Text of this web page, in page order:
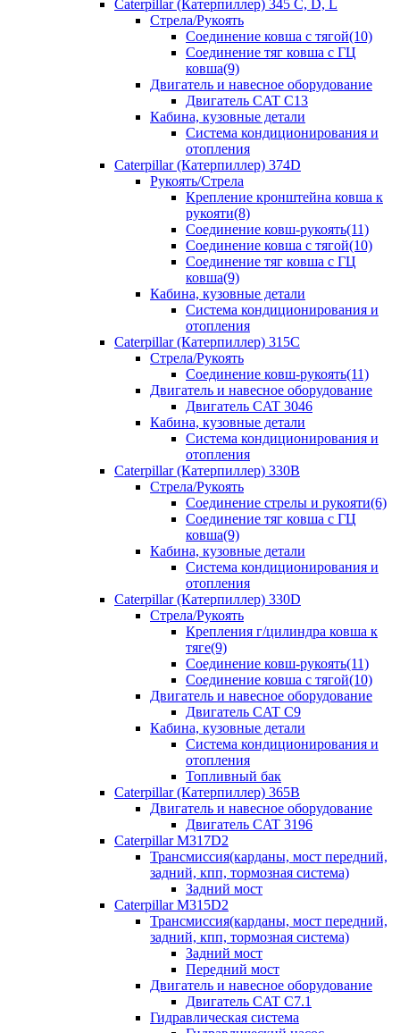
Caterpillar (Катерпиллер) 345 C, D, L
Стрела/Рукоять
Соединение ковша с тягой(10)
Соединение тяг ковша с ГЦ
ковша(9)
Двигатель и навесное оборудование
Двигатель CAT C13
Кабина, кузовные детали
Система кондиционирования и
отопления
Caterpillar (Катерпиллер) 374D
Рукоять/Стрела
Крепление кронштейна ковша к
рукояти(8)
Соединение ковш-рукоять(11)
Соединение ковша с тягой(10)
Соединение тяг ковша с ГЦ
ковша(9)
Кабина, кузовные детали
Система кондиционирования и
отопления
Caterpillar (Катерпиллер) 315C
Стрела/Рукоять
Соединение ковш-рукоять(11)
Двигатель и навесное оборудование
Двигатель CAT 3046
Кабина, кузовные детали
Система кондиционирования и
отопления
Caterpillar (Катерпиллер) 330B
Стрела/Рукоять
Соединение стрелы и рукояти(6)
Соединение тяг ковша с ГЦ
ковша(9)
Кабина, кузовные детали
Система кондиционирования и
отопления
Caterpillar (Катерпиллер) 330D
Стрела/Рукоять
Крепления г/цилиндра ковша к
тяге(9)
Соединение ковш-рукоять(11)
Соединение ковша с тягой(10)
Двигатель и навесное оборудование
Двигатель CAT C9
Кабина, кузовные детали
Система кондиционирования и
отопления
Топливный бак
Caterpillar (Катерпиллер) 365B
Двигатель и навесное оборудование
Двигатель CAT 3196
Caterpillar M317D2
Трансмиссия(карданы, мост передний,
задний, кпп, тормозная система)
Задний мост
Caterpillar M315D2
Трансмиссия(карданы, мост передний,
задний, кпп, тормозная система)
Задний мост
Передний мост
Двигатель и навесное оборудование
Двигатель CAT C7.1
Гидравлическая система